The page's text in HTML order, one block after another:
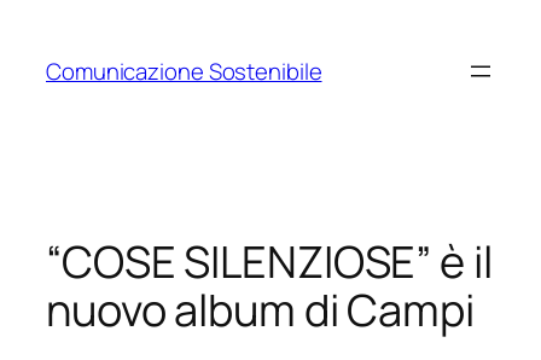
contenuto
Comunicazione Sostenibile
“COSE SILENZIOSE” è il
nuovo album di Campi